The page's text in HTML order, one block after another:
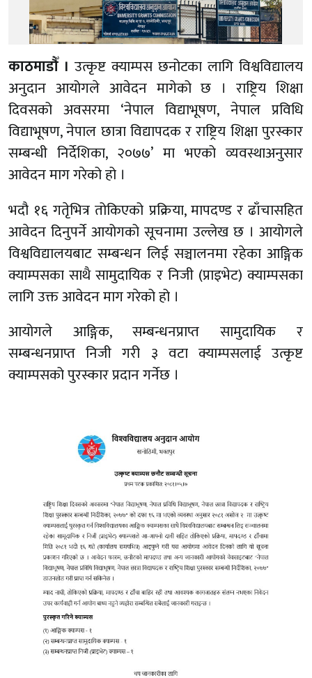
काठमाडौँ । उत्कृष्ट क्याम्पस छनोटका लागि विश्वविद्यालय
अनुदान आयोगले आवेदन मागेको छ । राष्ट्रिय शिक्षा
दिवसको अवसरमा ‘नेपाल विद्याभूषण, नेपाल प्रविधि
विद्याभूषण, नेपाल छात्रा विद्यापदक र राष्ट्रिय शिक्षा पुरस्कार
सम्बन्धी निर्देशिका, २०७७’ मा भएको व्यवस्थाअनुसार
आवेदन माग गरेको हो ।
भदौ १६ गतृेभित्र तोकिएको प्रक्रिया, मापदण्ड र ढाँचासहित
आवेदन दिनुपर्ने आयोगको सूचनामा उल्लेख छ । आयोगले
विश्वविद्यालयबाट सम्बन्धन लिई सञ्चालनमा रहेका आङ्गिक
क्याम्पसका साथै सामुदायिक र निजी (प्राइभेट) क्याम्पसका
लागि उक्त आवेदन माग गरेको हो ।
आयोगले आङ्गिक, सम्बन्धनप्राप्त सामुदायिक र
सम्बन्धनप्राप्त निजी गरी ३ वटा क्याम्पसलाई उत्कृष्ट
क्याम्पसको पुरस्कार प्रदान गर्नेछ ।